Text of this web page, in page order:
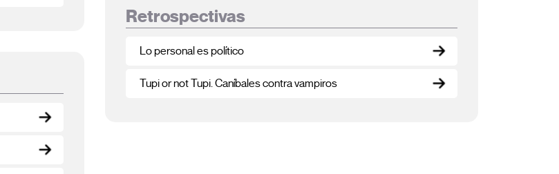
Retrospectivas
Lo personal es político
Tupi or not Tupi. Caníbales contra vampiros